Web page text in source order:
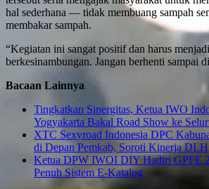
hal sederhana — tidak membuang sampah
membakar sampah.
“Kegiatan ini sangat positif dan harus
berkesinambungan. Jangan berhenti sampai
Bacaan Lainnya
Tingkatkan Sinergitas, Ketua IWO
Yogyakarta Bakal Road Show ke
XTC Sexyroad Indonesia DPC
di Depan Pemkab, Soroti Kinerja DLH
Ketua DPW IWOI DIY Hadiri GPFE
Penuh Sistem E-Katalog